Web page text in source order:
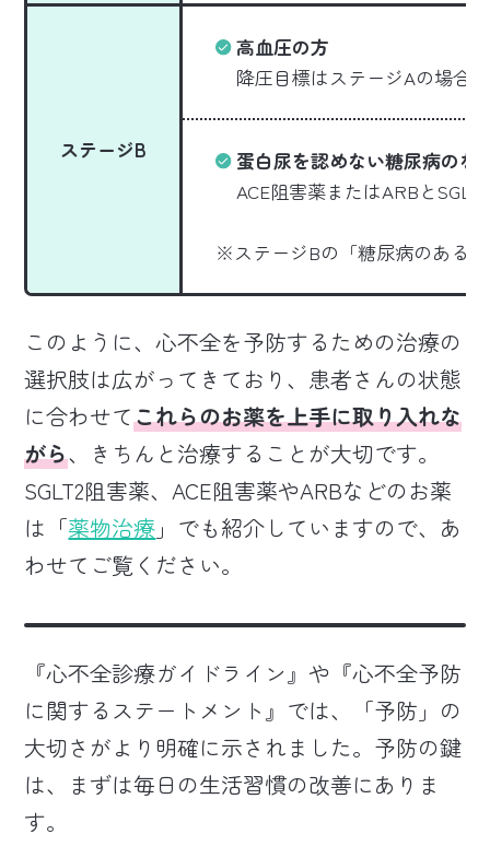
ステージB
高血圧の方
降圧目標はステージAの場合
蛋白尿を認めない糖尿病のな
ACE阻害薬またはARBと
※ステージBの「糖尿病のある
このように、心不全を予防するための治療の
選択肢は広がってきており、患者さんの状態
に合わせてこれらのお薬を上手に取り入れな
がら、きちんと治療することが大切です。
SGLT2阻害薬、ACE阻害薬やARBなどのお薬
は「薬物治療 」でも紹介していますので、あ
わせてご覧ください。
『心不全診療ガイドライン』や『心不全予防
に関するステートメント』では、「予防」の
大切さがより明確に示されました。予防の鍵
は、まずは毎日の生活習慣の改善にありま
す。